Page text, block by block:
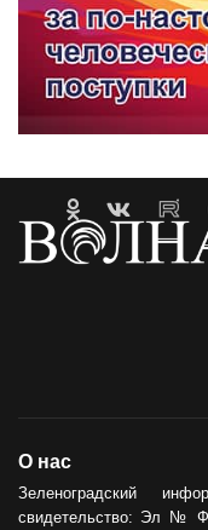
О нас
Зеленоградский
свидетельство: Эл №